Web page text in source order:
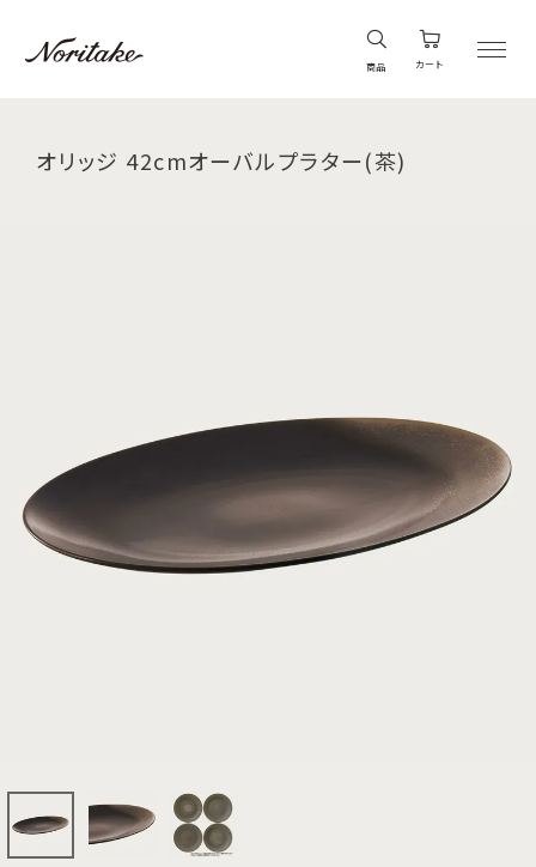
商品 カート
オリッジ 42cmオーバルプラター(茶)